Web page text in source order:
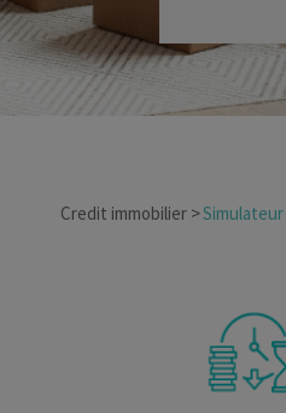
Credit immobilier